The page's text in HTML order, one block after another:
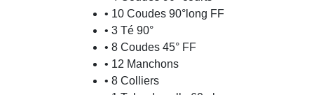
• 10 Coudes 90°long FF
• 3 Té 90°
• 8 Coudes 45° FF
• 12 Manchons
• 8 Colliers